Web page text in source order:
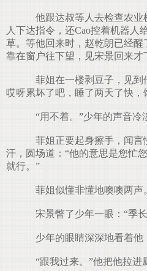
他跟达叔等人去检查农业
人下达指令，还Cao控着机器人
草。等他回来时，赵乾朗已经醒
靠在窗户往下望，见宋景回来才
菲姐在一楼剥豆子，见到
哎呀累坏了吧，睡了两天了快，
“用不着。”少年的声音冷
菲姐正要起身擦手，闻言
汗，圆场道：“他的意思是您忙
就行。”
菲姐似懂非懂地噢噢两声
宋景瞥了少年一眼：“季
少年的眼睛深深地看着他
“跟我过来。”他把他拉进